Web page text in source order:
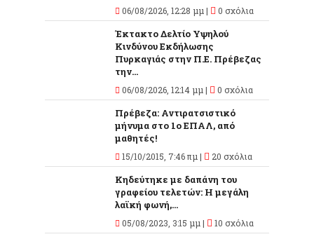
06/08/2026, 12:28 μμ | 0 σχόλια
Έκτακτο Δελτίο Υψηλού
Κινδύνου Εκδήλωσης
Πυρκαγιάς στην Π.Ε. Πρέβεζας
την...
06/08/2026, 12:14 μμ | 0 σχόλια
Πρέβεζα: Αντιρατσιστικό
μήνυμα στο 1ο ΕΠΑΛ, από
μαθητές!
15/10/2015, 7:46 πμ | 20 σχόλια
Κηδεύτηκε με δαπάνη του
γραφείου τελετών: Η μεγάλη
λαϊκή φωνή,...
05/08/2023, 3:15 μμ | 10 σχόλια